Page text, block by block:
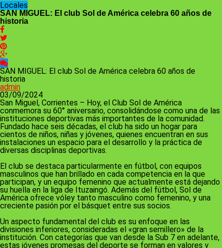
Locales
SAN MIGUEL: El club Sol de América celebra 60 años de
historia
SAN MIGUEL: El club Sol de América celebra 60 años de
historia
admin
03/09/2024
San Miguel, Corrientes – Hoy, el Club Sol de América
conmemora su 60° aniversario, consolidándose como una de las
instituciones deportivas más importantes de la comunidad.
Fundado hace seis décadas, el club ha sido un hogar para
cientos de niños, niñas y jóvenes, quienes encuentran en sus
instalaciones un espacio para el desarrollo y la práctica de
diversas disciplinas deportivas.
El club se destaca particularmente en fútbol, con equipos
masculinos que han brillado en cada competencia en la que
participan, y un equipo femenino que actualmente está dejando
su huella en la liga de Ituzaingó. Además del fútbol, Sol de
América ofrece vóley tanto masculino como femenino, y una
creciente pasión por el básquet entre sus socios.
Un aspecto fundamental del club es su enfoque en las
divisiones inferiores, consideradas el «gran semillero» de la
institución. Con categorías que van desde la Sub 7 en adelante,
estas jóvenes promesas del deporte se forman en valores y